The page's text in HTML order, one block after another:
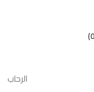
الرحاب